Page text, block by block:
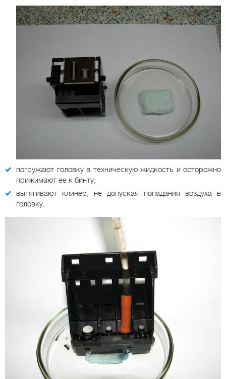
погружают головку в техническую жидкость и осторожно
прижимают ее к бинту;
вытягивают клинер, не допуская попадания воздуха в
головку.